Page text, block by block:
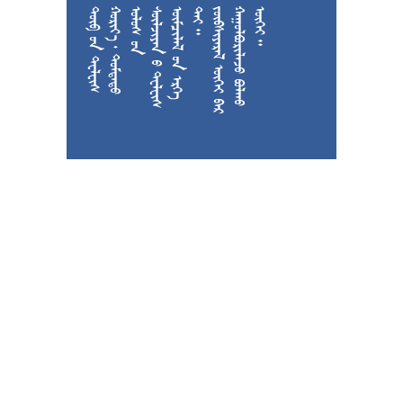

































































  






































 